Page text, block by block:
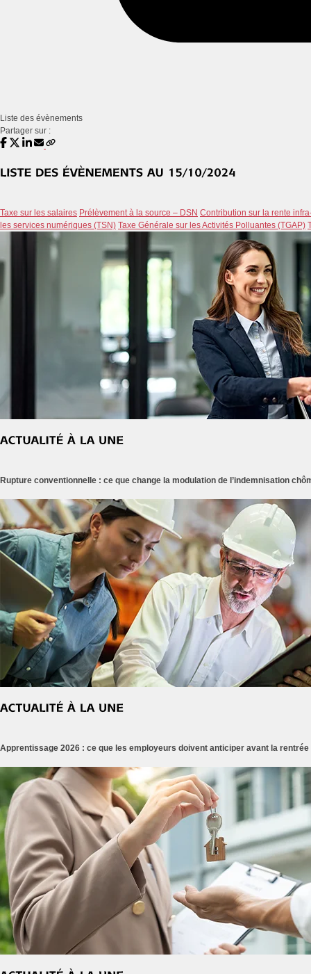
Liste des évènements
Partager sur :
Taxe sur les salaires Prélèvement à la source – DSN Contribution sur la rente
les services numériques (TSN) Taxe Générale sur les Activités Polluantes (TGAP)
Rupture conventionnelle : ce que change la modulation de l’indemnisation
Apprentissage 2026 : ce que les employeurs doivent anticiper avant la rentrée